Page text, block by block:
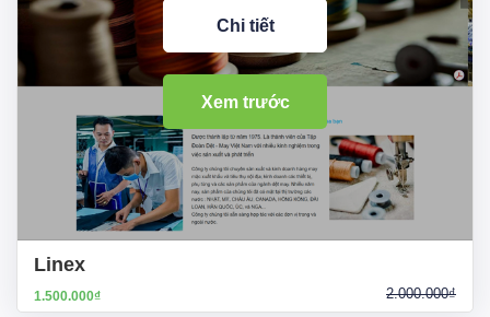
Linex
1.500.000₫ 2.000.000₫
Chi tiết
Xem trước